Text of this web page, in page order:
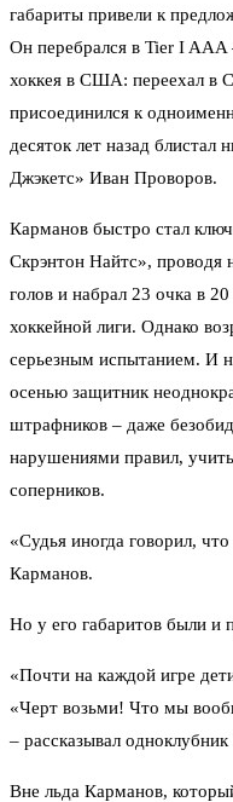
габариты привели к
Он перебрался в Tier I
хоккея в США: переехал в
присоединился к
десяток лет назад
Джэкетс» Иван Проворов.
Карманов быстро стал
Скрэнтон Найтс», проводя
голов и набрал 23 очка в
хоккейной лиги. Однако
серьезным испытанием. И
осенью защитник
штрафников – даже
нарушениями правил,
соперников.
«Судья иногда говорил,
Карманов.
Но у его габаритов были и
«Почти на каждой игре
«Черт возьми! Что мы
– рассказывал
Вне льда Карманов,